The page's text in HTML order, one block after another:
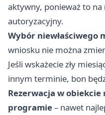
aktywny, ponieważ to na
autoryzacyjny.
Wybór niewłaściwego
wniosku nie można
Jeśli wskażecie zły
innym terminie, bon
Rezerwacja w
programie– nawet